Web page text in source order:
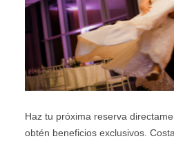
Haz tu próxima reserva
obtén beneficios exclusivos.